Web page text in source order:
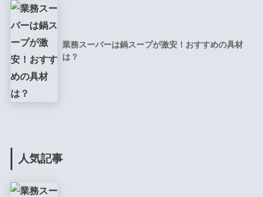
業務スーパーは鍋スープが激安！おすすめの具材
は？
人気記事